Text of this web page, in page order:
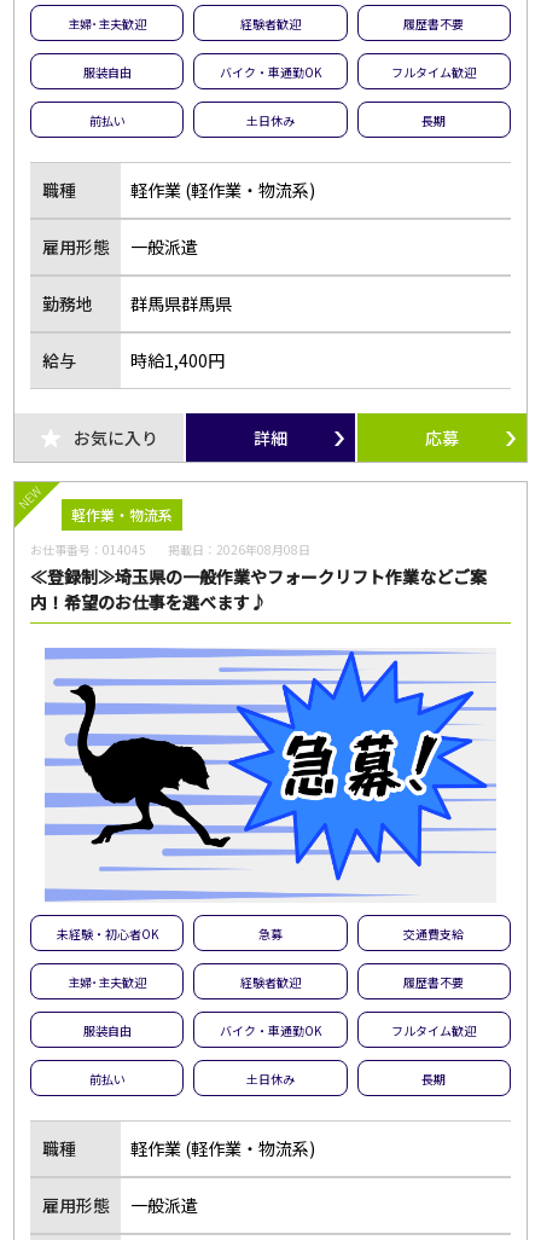
主婦･主夫歓迎 経験者歓迎 履歴書不要
服装自由 バイク・車通勤OK フルタイム歓迎
前払い 土日休み 長期
職種 軽作業 (軽作業・物流系)
雇用形態 一般派遣
勤務地 群馬県群馬県
給与 時給1,400円
お気に入り 詳細 応募
NEW
軽作業・物流系
お仕事番号：014045 掲載日： 2026年08月08日
≪登録制≫埼玉県の一般作業やフォークリフト作業などご案
内！希望のお仕事を選べます♪
未経験・初心者OK 急募 交通費支給
主婦･主夫歓迎 経験者歓迎 履歴書不要
服装自由 バイク・車通勤OK フルタイム歓迎
前払い 土日休み 長期
職種 軽作業 (軽作業・物流系)
雇用形態 一般派遣